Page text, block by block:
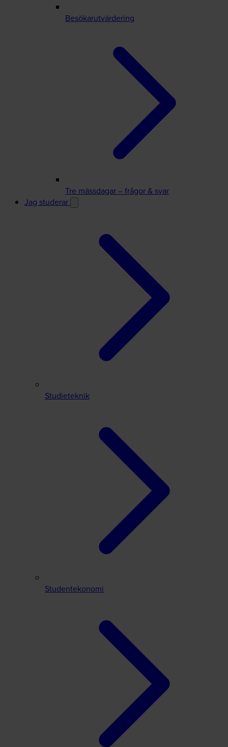
Besökarutvärdering
Tre mässdagar – frågor & svar
Jag studerar
Studieteknik
Studentekonomi